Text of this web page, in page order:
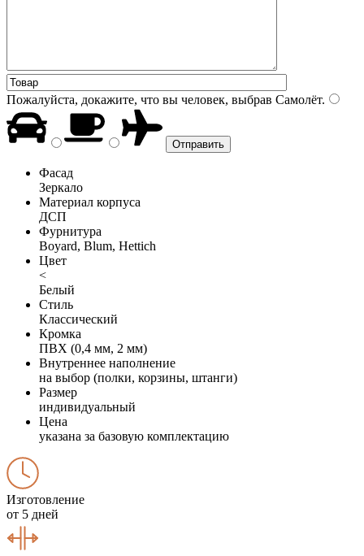
Пожалуйста, докажите, что вы человек, выбрав Самолёт.
Фасад
Зеркало
Материал корпуса
ДСП
Фурнитура
Boyard, Blum, Hettich
Цвет
<
Белый
Стиль
Классический
Кромка
ПВХ (0,4 мм, 2 мм)
Внутреннее наполнение
на выбор (полки, корзины, штанги)
Размер
индивидуальный
Цена
указана за базовую комплектацию
Изготовление
от 5 дней